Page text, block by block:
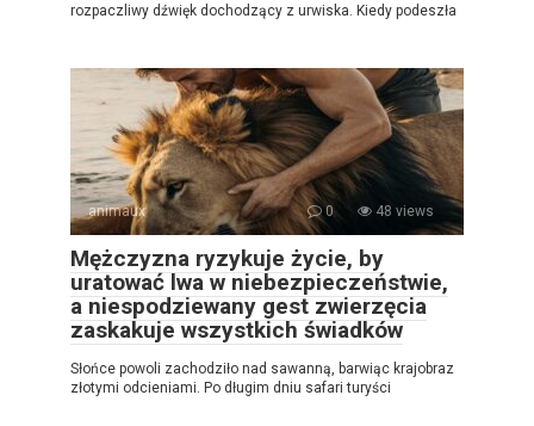
rozpaczliwy dźwięk dochodzący z urwiska. Kiedy podeszła
animaux 0 48 views
Mężczyzna ryzykuje życie, by
uratować lwa w niebezpieczeństwie,
a niespodziewany gest zwierzęcia
zaskakuje wszystkich świadków
Słońce powoli zachodziło nad sawanną, barwiąc krajobraz
złotymi odcieniami. Po długim dniu safari turyści